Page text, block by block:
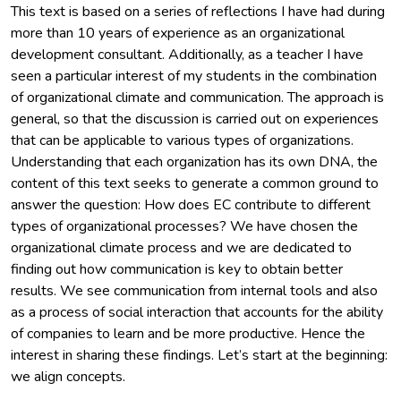
This text is based on a series of reflections I have had during
more than 10 years of experience as an organizational
development consultant. Additionally, as a teacher I have
seen a particular interest of my students in the combination
of organizational climate and communication. The approach is
general, so that the discussion is carried out on experiences
that can be applicable to various types of organizations.
Understanding that each organization has its own DNA, the
content of this text seeks to generate a common ground to
answer the question: How does EC contribute to different
types of organizational processes? We have chosen the
organizational climate process and we are dedicated to
finding out how communication is key to obtain better
results. We see communication from internal tools and also
as a process of social interaction that accounts for the ability
of companies to learn and be more productive. Hence the
interest in sharing these findings. Let’s start at the beginning: